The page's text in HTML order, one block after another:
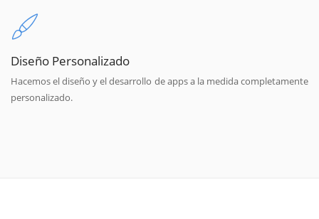
Diseño Personalizado
Hacemos el diseño y el desarrollo de apps a la medida completamente
personalizado.